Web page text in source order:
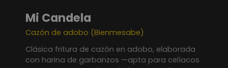
Mi Candela
Cazón de adobo (Bienmesabe)
Clásica fritura de cazón en adobo, elaborada
con harina de garbanzos —apta para celíacos